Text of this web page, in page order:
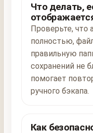
Что делать,
Проверьте, что
полностью,
правильную
сохранений не
помогает
ручного бэкапа.
Как